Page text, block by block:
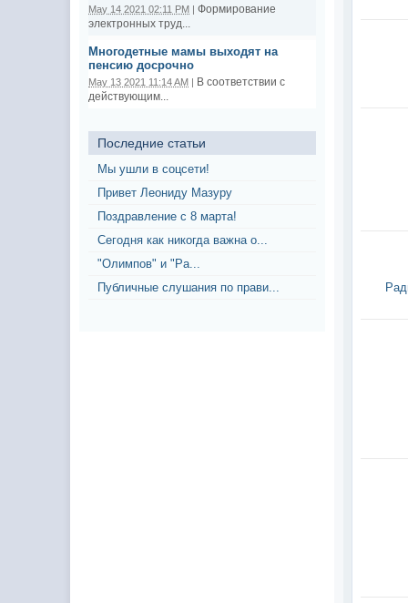
May 14 2021 02:11 PM |Формирование
электронных труд...
Многодетные мамы выходят на
пенсию досрочно
May 13 2021 11:14 AM | В соответствии с
действующим...
Последние статьи
Мы ушли в соцсети!
Привет Леониду Мазуру
Поздравление с 8 марта!
Сегодня как никогда важна о...
"Олимпов" и "Ра...
Публичные слушания по прави...